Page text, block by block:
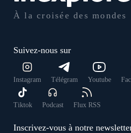
À la croisée des mondes
Suivez-nous sur
Instagram Télégram Youtube
Tiktok Podcast Flux RSS
Inscrivez-vous à notre